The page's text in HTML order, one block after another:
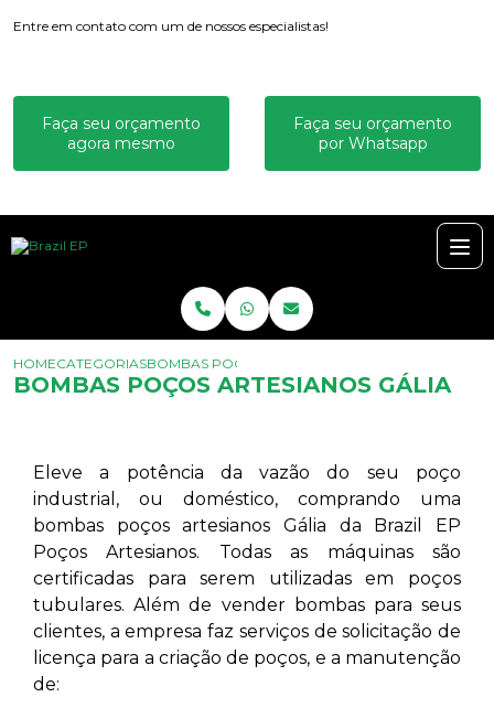
Entre em contato com um de nossos especialistas!
Faça seu orçamento
agora mesmo
Faça seu orçamento
por Whatsapp
HOMECATEGORIASBOMBAS POÇOS ARTESIANOS GÁLIA
BOMBAS POÇOS ARTESIANOS GÁLIA
Eleve a potência da vazão do seu poço
industrial, ou doméstico, comprando uma
bombas poços artesianos Gália da Brazil EP
Poços Artesianos. Todas as máquinas são
certificadas para serem utilizadas em poços
tubulares. Além de vender bombas para seus
clientes, a empresa faz serviços de solicitação de
licença para a criação de poços, e a manutenção
de: